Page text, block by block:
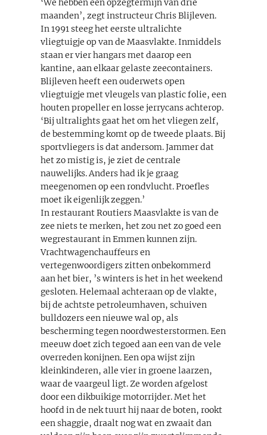
‘We hebben een opzegtermijn van drie
maanden’, zegt instructeur Chris Blijleven.
In 1991 steeg het eerste ultralichte
vliegtuigje op van de Maasvlakte. Inmiddels
staan er vier hangars met daarop een
kantine, aan elkaar gelaste zeecontainers.
Blijleven heeft een ouderwets open
vliegtuigje met vleugels van plastic folie, een
houten propeller en losse jerrycans achterop.
‘Bij ultralights gaat het om het vliegen zelf,
de bestemming komt op de tweede plaats. Bij
sportvliegers is dat andersom. Jammer dat
het zo mistig is, je ziet de centrale
nauwelijks. Anders had ik je graag
meegenomen op een rondvlucht. Proefles
moet ik eigenlijk zeggen.’
In restaurant Routiers Maasvlakte is van de
zee niets te merken, het zou net zo goed een
wegrestaurant in Emmen kunnen zijn.
Vrachtwagenchauffeurs en
vertegenwoordigers zitten onbekommerd
aan het bier, ’s winters is het in het weekend
gesloten. Helemaal achteraan op de vlakte,
bij de achtste petroleumhaven, schuiven
bulldozers een nieuwe wal op, als
bescherming tegen noordwesterstormen. Een
meeuw doet zich tegoed aan een van de vele
overreden konijnen. Een opa wijst zijn
kleinkinderen, alle vier in groene laarzen,
waar de vaargeul ligt. Ze worden afgelost
door een dikbuikige motorrijder. Met het
hoofd in de nek tuurt hij naar de boten, rookt
een shaggie, draalt nog wat en zwaait dan